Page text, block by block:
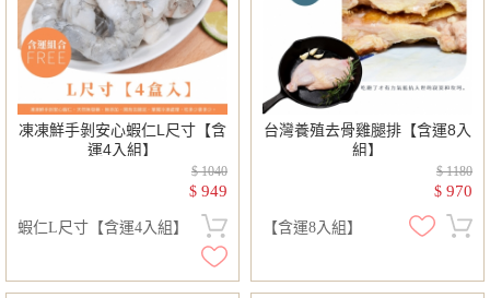
凍凍鮮手剝安心蝦仁L尺寸【含
運4入組】
$ 1040
$ 949
蝦仁L尺寸【含運4入組】
台灣養殖去骨雞腿排【含運8入
組】
$ 1180
$ 970
【含運8入組】